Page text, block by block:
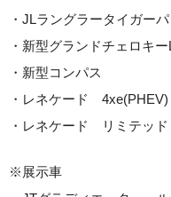
・JLラングラータイガー
・新型グランドチェロキ
・新型コンパス
・レネケード 4xe(PHEV)
・レネケード リミテッ
※展示車